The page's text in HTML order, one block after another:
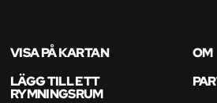
VISA PÅ KARTAN
OM
LÄGG TILL ETT
RYMNINGSRUM